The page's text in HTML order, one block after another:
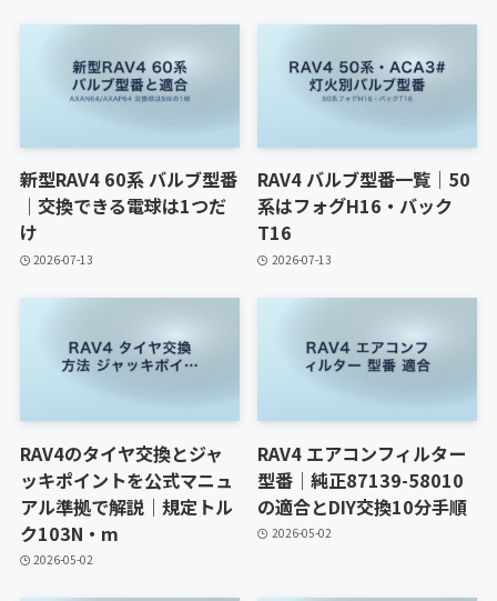
新型RAV4 60系 バルブ型番
｜交換できる電球は1つだ
け
2026-07-13
RAV4 バルブ型番一覧｜50
系はフォグH16・バック
T16
2026-07-13
RAV4のタイヤ交換とジャ
ッキポイントを公式マニュ
アル準拠で解説｜規定トル
ク103N・m
2026-05-02
RAV4 エアコンフィルター
型番｜純正87139-58010
の適合とDIY交換10分手順
2026-05-02